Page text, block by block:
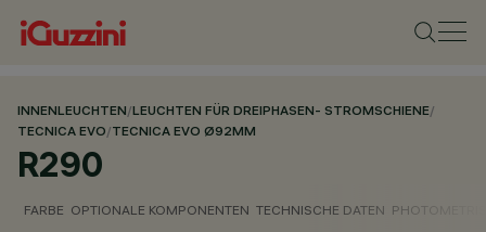
INNENLEUCHTEN/LEUCHTEN FÜR DREIPHASEN- STROMSCHIENE/
TECNICA EVO/TECNICA EVO Ø92MM
R290
FARBE OPTIONALE KOMPONENTEN TECHNISCHE DATEN